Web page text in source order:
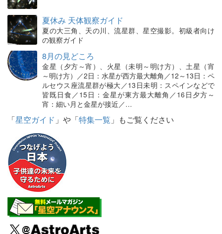
夏休み 天体観察ガイド
夏の大三角、天の川、流星群、星空撮影。初級者向け
の観察ガイド
8月の見どころ
金星（夕方～宵）、火星（未明～明け方）、土星（宵
～明け方）／2日：水星が西方最大離角／12～13日：ペ
ルセウス座流星群が極大／13日未明：スペインなどで
皆既日食／15日：金星が東方最大離角／16日夕方～
宵：細い月と金星が接近／…
「星空ガイド 」や「特集一覧 」もご覧ください